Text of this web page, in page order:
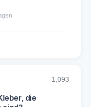
1,093
die